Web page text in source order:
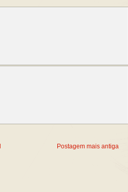
Postagem mais antiga